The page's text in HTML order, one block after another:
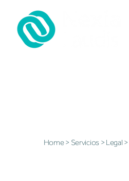
Home> Servicios > Legal >